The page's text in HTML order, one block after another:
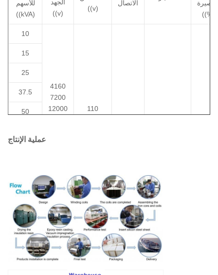
للأسهم
((kVA)
((v)
الاتصال
((%)
الجهد
((v)
10
4160
7200
12000
34500
110
15
25
37.5
50
250
333
500
عملية الإنتاج